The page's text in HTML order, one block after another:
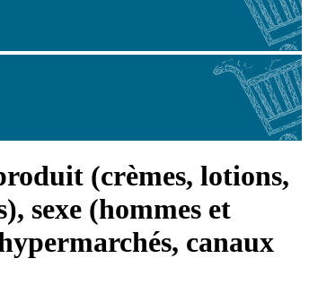
(crèmes, lotions,
sexe (hommes et
canaux